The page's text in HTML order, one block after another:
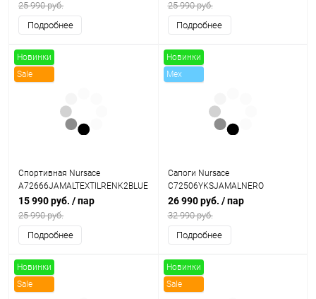
25 990 руб.
Подробнее
25 990 руб.
Подробнее
Новинки
Sale
Спортивная Nursace
A72666JAMALTEXTILRENK2BLUE
15 990 руб. / пар
25 990 руб.
Подробнее
Новинки
Mex
Сапоги Nursace
C72506YKSJAMALNERO
26 990 руб. / пар
32 990 руб.
Подробнее
Новинки
Sale
Новинки
Sale